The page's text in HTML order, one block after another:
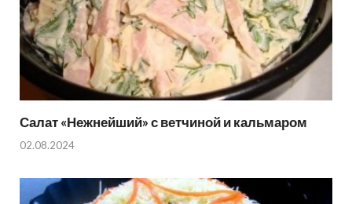
Салат «Нежнейший» с ветчиной и кальмаром
02.08.2024